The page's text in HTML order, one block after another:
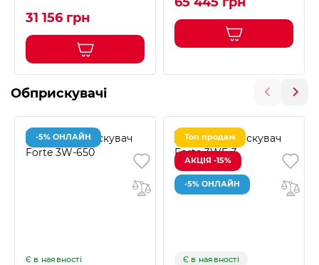
31 156 грн
Обприскувачі
-5% ОНЛАЙН
Є в наявності
Топ продаж
АКЦІЯ -15%
-5% ОНЛАЙН
Є в наявності